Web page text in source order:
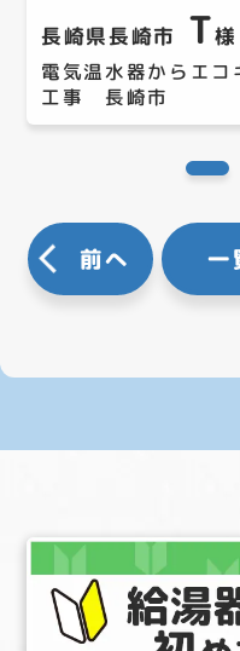
長崎県長崎市 T様
電気温水器からエ
工事 長崎市
前へ 一